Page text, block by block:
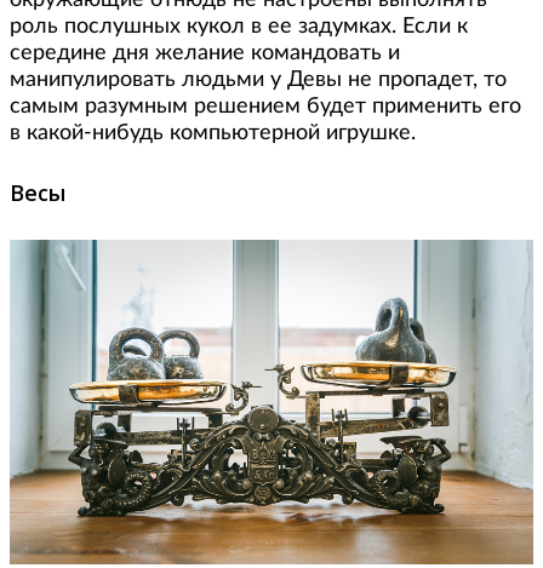
роль послушных кукол в ее задумках. Если к
середине дня желание командовать и
манипулировать людьми у Девы не пропадет, то
самым разумным решением будет применить его
в какой-нибудь компьютерной игрушке.
Весы